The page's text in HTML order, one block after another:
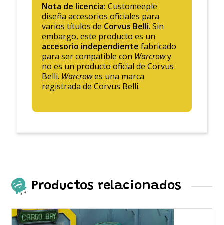
Nota de licencia: Customeeple
diseña accesorios oficiales para
varios títulos de Corvus Belli. Sin
embargo, este producto es un
accesorio independiente fabricado
para ser compatible con Warcrowy
no es un producto oficial de Corvus
Belli. Warcrowes una marca
registrada de Corvus Belli.
Productos relacionados